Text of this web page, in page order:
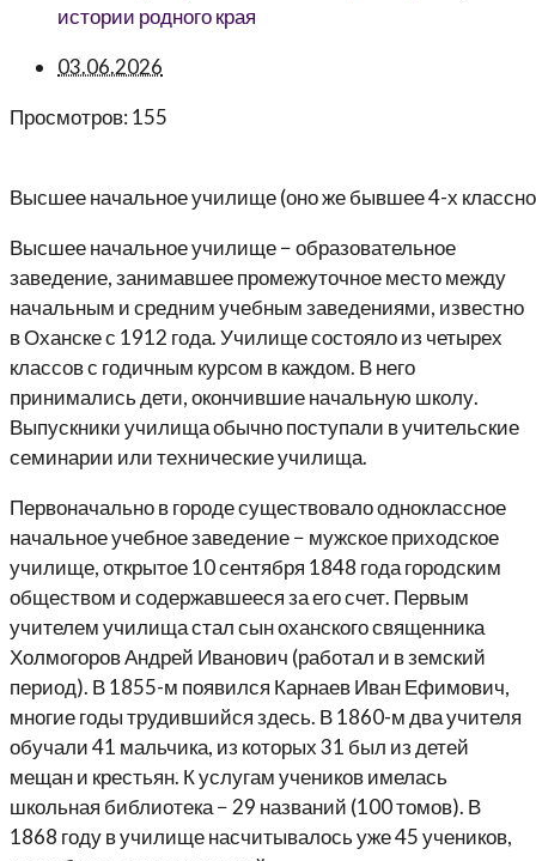
истории родного края
03.06.2026
Просмотров: 155
Высшее начальное училище (оно же бывшее 4-х
Высшее начальное училище − образовательное
заведение, занимавшее промежуточное место между
начальным и средним учебным заведениями, известно
в Оханске с 1912 года. Училище состояло из четырех
классов с годичным курсом в каждом. В него
принимались дети, окончившие начальную школу.
Выпускники училища обычно поступали в учительские
семинарии или технические училища.
Первоначально в городе существовало одноклассное
начальное учебное заведение − мужское приходское
училище, открытое 10 сентября 1848 года городским
обществом и содержавшееся за его счет. Первым
учителем училища стал сын оханского священника
Холмогоров Андрей Иванович (работал и в земский
период). В 1855-м появился Карнаев Иван Ефимович,
многие годы трудившийся здесь. В 1860-м два учителя
обучали 41 мальчика, из которых 31 был из детей
мещан и крестьян. К услугам учеников имелась
школьная библиотека − 29 названий (100 томов). В
1868 году в училище насчитывалось уже 45 учеников,